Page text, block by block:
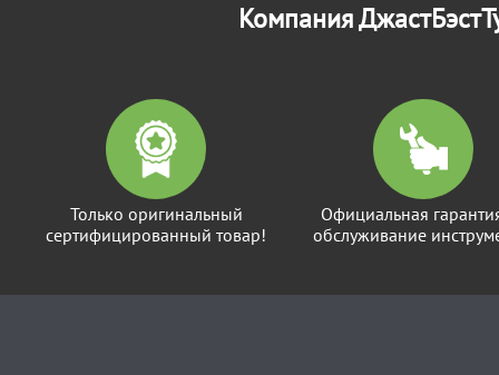
Компания
Только оригинальный
сертифицированный товар!
Официальная
обслуживание